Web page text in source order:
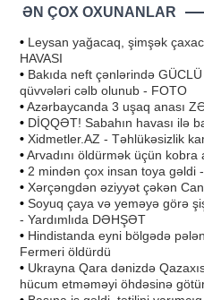
ƏN ÇOX OXUNANLAR
• Leysan yağacaq, şimşək
HAVASI
• Bakıda neft çənlərində
qüvvələri cəlb olunub - FOTO
•Azərbaycanda 3 uşaq anası
• DİQQƏT! Sabahın havası ilə
• Xidmetler.AZ - Təhlükəsizlik
•Arvadını öldürmək üçün
• 2 mindən çox insan toya gəldi
• Xərçəngdən əziyyət çəkən
• Soyuq çaya və yeməyə görə
- Yardımlıda DƏHŞƏT
• Hindistanda eyni bölgədə
Fermeri öldürdü
• Ukrayna Qara dənizdə
hücum etməməyi öhdəsinə